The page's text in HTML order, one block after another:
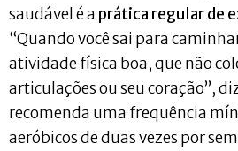
saudável é a prática regular de
“Quando você sai para
atividade física boa, que não
articulações ou seu coração”,
recomenda uma frequência
aeróbicos de duas vezes por